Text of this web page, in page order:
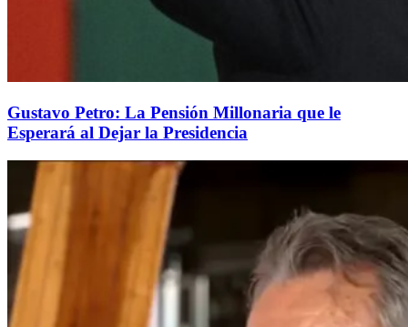
Gustavo Petro: La Pensión Millonaria que le
Esperará al Dejar la Presidencia